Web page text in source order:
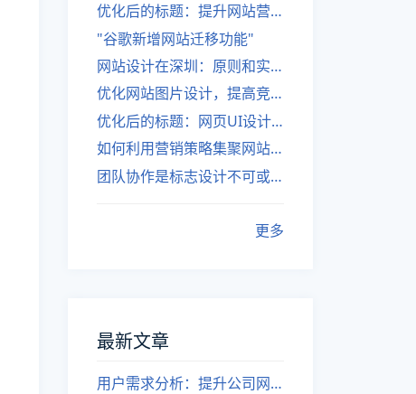
优化后的标题：提升网站营销绩效的策略
"谷歌新增网站迁移功能"
网站设计在深圳：原则和实践
优化网站图片设计，提高竞争力
优化后的标题：网页UI设计与APP UI设计应用软件
如何利用营销策略集聚网站流量
团队协作是标志设计不可或缺的一部分
更多
最新文章
用户需求分析：提升公司网站建设效果